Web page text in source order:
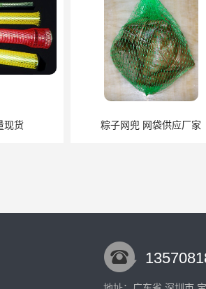
粽子网兜 网袋供应厂家